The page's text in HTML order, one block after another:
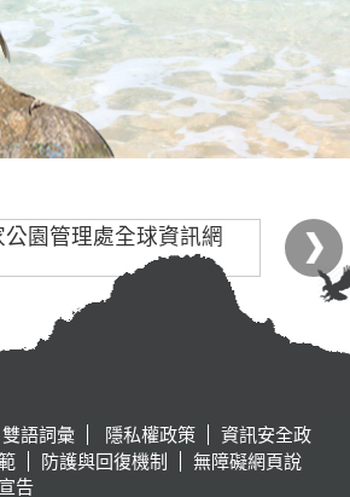
語詞彙 隱私權政策
資訊安全政
防護與回復機制
無障礙網頁說
告